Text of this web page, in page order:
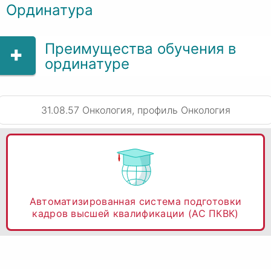
Ординатура
Преимущества обучения в
ординатуре
31.08.57 Онкология, профиль Онкология
Автоматизированная система подготовки
кадров высшей квалификации (АС ПКВК)